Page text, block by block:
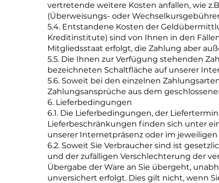
vertretende weitere Kosten anfallen, wie
(Überweisungs- oder
5.4. Entstandene Kosten der
Kreditinstitute) sind von Ihnen in den
Mitgliedsstaat erfolgt, die Zahlung aber
5.5. Die Ihnen zur Verfügung stehenden
bezeichneten Schaltfläche auf unserer
5.6. Soweit bei den einzelnen
Zahlungsansprüche aus dem
6. Lieferbedingungen
6.1. Die Lieferbedingungen, der
Lieferbeschränkungen finden sich unter
unserer Internetpräsenz oder im
6.2. Soweit Sie Verbraucher sind ist
und der zufälligen Verschlechterung der
Übergabe der Ware an Sie übergeht,
unversichert erfolgt. Dies gilt nicht, wenn